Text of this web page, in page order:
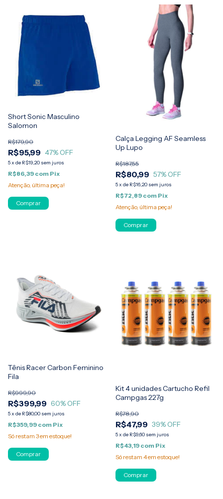
Short Sonic Masculino
Salomon
R$95,99
R$179,90
47% OFF
5x de R$19,20 sem juros
R$86,39 com Pix
Atenção, última peça!
Comprar
Calça Legging AF Seamless
Up Lupo
R$80,99
R$187,55
57% OFF
5x de R$16,20 sem juros
R$72,89 com Pix
Atenção, última peça!
Comprar
Tênis Racer Carbon Feminino
Fila
R$399,99
R$999,90
60% OFF
5x de R$80,00 sem juros
R$359,99 com Pix
Só restam 3em estoque!
Comprar
Kit 4 unidades Cartucho Refil
Campgas 227g
R$47,99
R$78,90
39% OFF
5x de R$9,60 sem juros
R$43,19 com Pix
Só restam 4em estoque!